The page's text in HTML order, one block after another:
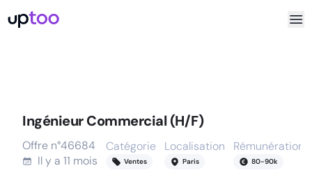
Ingénieur Commercial (H/F)
Offre n°46684
Il y a 11 mois
Catégorie
Ventes
Localisation
Paris
Rémunération
80-90k